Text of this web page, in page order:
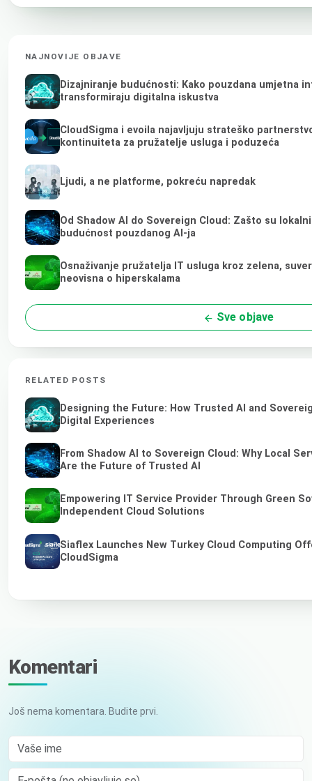
NAJNOVIJE OBJAVE
Dizajniranje budućnosti: Kako pouzdana umjetna
transformiraju digitalna iskustva
CloudSigma i evoila najavljuju strateško
kontinuiteta za pružatelje usluga i poduzeća
Ljudi, a ne platforme, pokreću napredak
Od Shadow AI do Sovereign Cloud: Zašto su
budućnost pouzdanog AI-ja
Osnaživanje pružatelja IT usluga kroz zelena,
neovisna o hiperskalama
Sve objave
RELATED POSTS
Designing the Future: How Trusted AI and
Digital Experiences
From Shadow AI to Sovereign Cloud: Why Local
Are the Future of Trusted AI
Empowering IT Service Provider Through Green
Independent Cloud Solutions
Siaflex Launches New Turkey Cloud Computing
CloudSigma
Komentari
Još nema komentara. Budite prvi.
Vaše ime
E-pošta (ne objavljuje se)